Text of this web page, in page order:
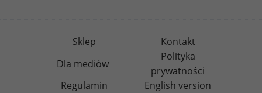
Sklep
Kontakt
Dla mediów
Polityka
prywatności
Regulamin
English version